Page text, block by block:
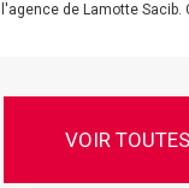
l'agence de Lamotte Sacib.
VOIR